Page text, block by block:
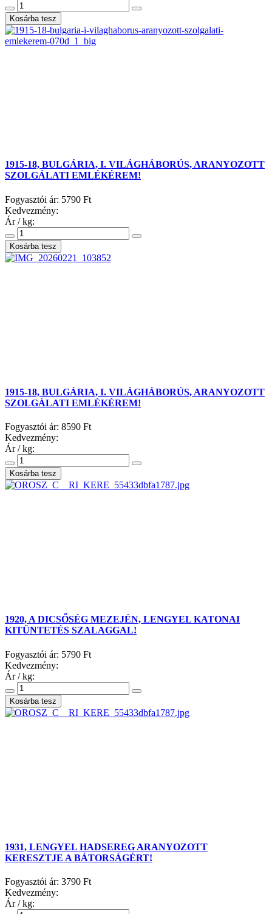
1915-18, BULGÁRIA, I. VILÁGHÁBORÚS, ARANYOZOTT
SZOLGÁLATI EMLÉKÉREM!
Fogyasztói ár: 5790 Ft
Kedvezmény:
Ár / kg:
1915-18, BULGÁRIA, I. VILÁGHÁBORÚS, ARANYOZOTT
SZOLGÁLATI EMLÉKÉREM!
Fogyasztói ár: 8590 Ft
Kedvezmény:
Ár / kg:
1920, A DICSŐSÉG MEZEJÉN, LENGYEL KATONAI
KITÜNTETÉS SZALAGGAL!
Fogyasztói ár: 5790 Ft
Kedvezmény:
Ár / kg:
1931, LENGYEL HADSEREG ARANYOZOTT
KERESZTJE A BÁTORSÁGÉRT!
Fogyasztói ár: 3790 Ft
Kedvezmény:
Ár / kg: